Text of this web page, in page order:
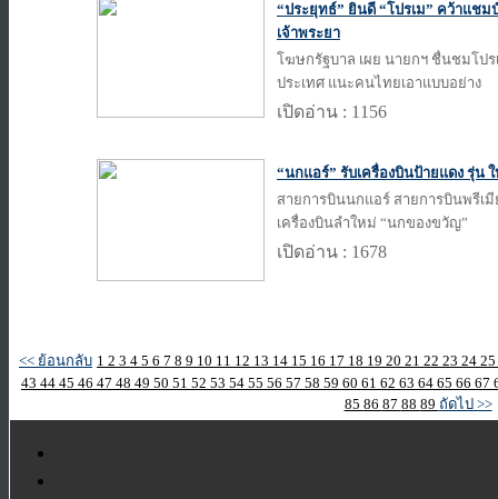
“ประยุทธ์” ยินดี “โปรเม” คว้าแช
เจ้าพระยา
โฆษกรัฐบาล เผย นายกฯ ชื่นชมโปร
ประเทศ แนะคนไทยเอาแบบอย่าง
เปิดอ่าน : 1156
“นกแอร์” รับเครื่องบินป้ายแดง รุ่น
สายการบินนกแอร์ สายการบินพรีเ
เครื่องบินลำใหม่ “นกของขวัญ”
เปิดอ่าน : 1678
<< ย้อนกลับ 1 2 3 4 5 6 7 8 9 10 11 12 13 14 15 16 17 18 19 20 21 22 23 24 25
43 44 45 46 47 48 49 50 51 52 53 54 55 56 57 58 59 60 61 62 63 64 65 66 67
85 86 87 88 89 ถัดไป >>